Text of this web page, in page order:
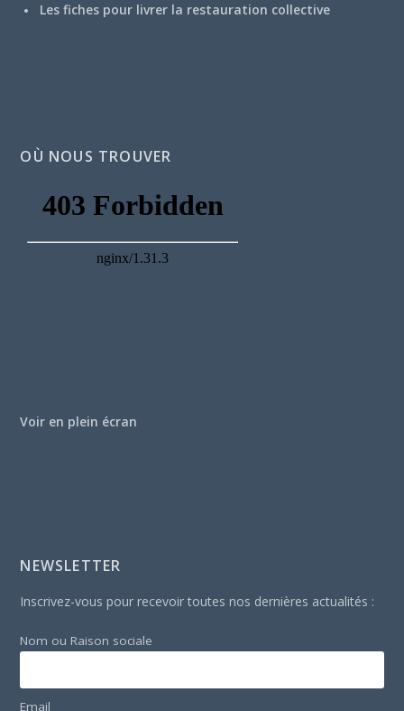
Les fiches pour livrer la restauration collective
OÙ NOUS TROUVER
Voir en plein écran
NEWSLETTER
Inscrivez-vous pour recevoir toutes nos dernières actualités :
Nom ou Raison sociale
Email